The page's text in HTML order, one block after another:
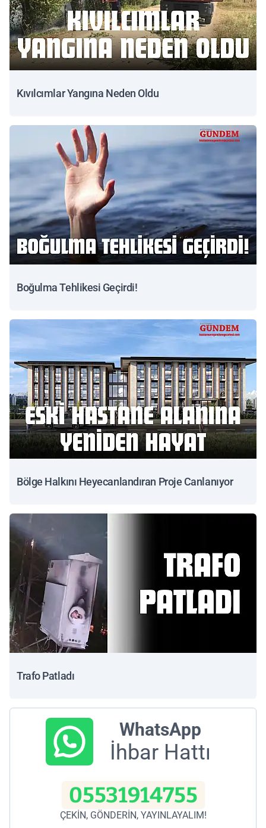
Kıvılcımlar Yangına Neden Oldu
Boğulma Tehlikesi Geçirdi!
Bölge Halkını Heyecanlandıran Proje Canlanıyor
Trafo Patladı
WhatsApp
İhbar Hattı
05531914755
ÇEKİN, GÖNDERİN, YAYINLAYALIM!